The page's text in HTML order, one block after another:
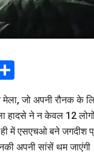
जो अपनी रौनक के
हादसे ने न केवल 12
में एसएचओ बने जगदीश
अपनी सांसें थम